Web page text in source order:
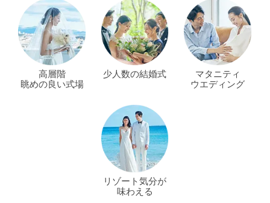
高層階
眺めの良い式場
少人数の結婚式
マタニティ
ウエディング
リゾート気分が
味わえる